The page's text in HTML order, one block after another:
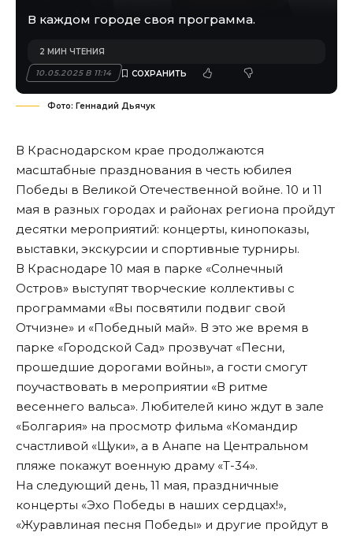
В каждом городе своя программа.
10.05.2025 В 11:14
2 МИН ЧТЕНИЯ
Фото: Геннадий Дьячук
В Краснодарском крае продолжаются
масштабные празднования в честь юбилея
Победы в Великой Отечественной войне. 10 и 11
мая в разных городах и районах региона пройдут
десятки мероприятий: концерты, кинопоказы,
выставки, экскурсии и спортивные турниры.
В Краснодаре 10 мая в парке «Солнечный
Остров» выступят творческие коллективы с
программами «Вы посвятили подвиг свой
Отчизне» и «Победный май». В это же время в
парке «Городской Сад» прозвучат «Песни,
прошедшие дорогами войны», а гости смогут
поучаствовать в мероприятии «В ритме
весеннего вальса». Любителей кино ждут в зале
«Болгария» на просмотр фильма «Командир
счастливой «Щуки», а в Анапе на Центральном
пляже покажут военную драму «Т-34».
На следующий день, 11 мая, праздничные
концерты «Эхо Победы в наших сердцах!»,
«Журавлиная песня Победы» и другие пройдут в